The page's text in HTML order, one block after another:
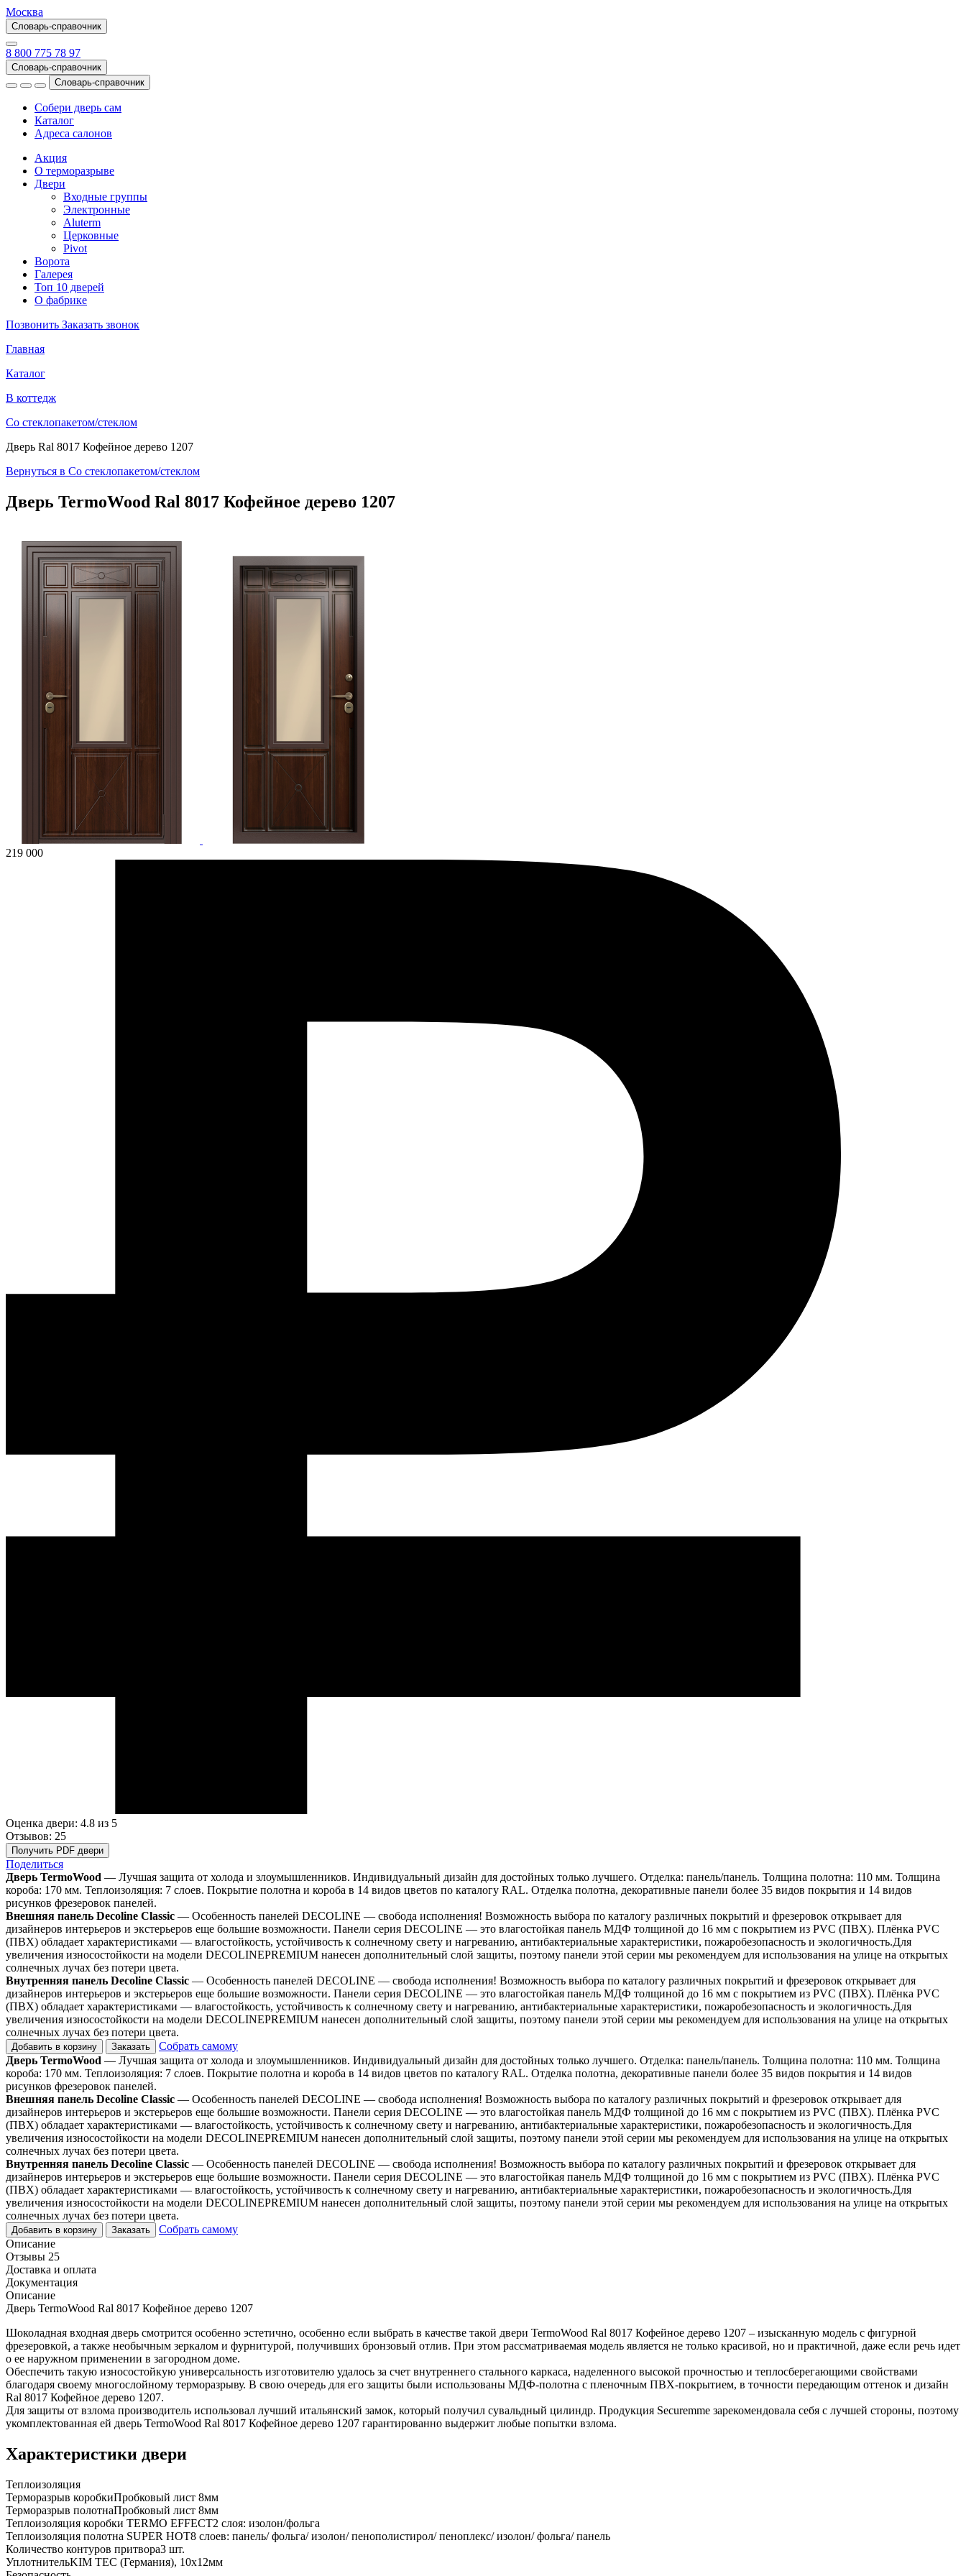
Москва
Словарь-справочник
8 800 775 78 97
Словарь-справочник
Словарь-справочник
Собери дверь сам
Каталог
Адреса салонов
Акция
О терморазрыве
Двери
Входные группы
Электронные
Aluterm
Церковные
Pivot
Ворота
Галерея
Топ 10 дверей
О фабрике
Позвонить Заказать звонок
Главная
Каталог
В коттедж
Со стеклопакетом/стеклом
Дверь Ral 8017 Кофейное дерево 1207
Вернуться в Со стеклопакетом/стеклом
Дверь TermoWood Ral 8017 Кофейное дерево 1207
219 000
Оценка двери: 4.8 из 5
Отзывов: 25
Получить PDF двери
Поделиться
Дверь TermoWood — Лучшая защита от холода и злоумышленников. Индивидуальный дизайн для достойных только лучшего. Отделка: панель/панель. Толщина полотна: 110 мм. Толщина
короба: 170 мм. Теплоизоляция: 7 слоев. Покрытие полотна и короба в 14 видов цветов по каталогу RAL. Отделка полотна, декоративные панели более 35 видов покрытия и 14 видов
рисунков фрезеровок панелей.
Внешняя панель Decoline Classic — Особенность панелей DECOLINE — свобода исполнения! Возможность выбора по каталогу различных покрытий и фрезеровок открывает для
дизайнеров интерьеров и экстерьеров еще большие возможности. Панели серия DECOLINE — это влагостойкая панель МДФ толщиной до 16 мм с покрытием из PVC (ПВХ). Плёнка PVC
(ПВХ) обладает характеристиками — влагостойкость, устойчивость к солнечному свету и нагреванию, антибактериальные характеристики, пожаробезопасность и экологичность.Для
увеличения износостойкости на модели DECOLINEPREMIUM нанесен дополнительный слой защиты, поэтому панели этой серии мы рекомендуем для использования на улице на открытых
солнечных лучах без потери цвета.
Внутренняя панель Decoline Classic — Особенность панелей DECOLINE — свобода исполнения! Возможность выбора по каталогу различных покрытий и фрезеровок открывает для
дизайнеров интерьеров и экстерьеров еще большие возможности. Панели серия DECOLINE — это влагостойкая панель МДФ толщиной до 16 мм с покрытием из PVC (ПВХ). Плёнка PVC
(ПВХ) обладает характеристиками — влагостойкость, устойчивость к солнечному свету и нагреванию, антибактериальные характеристики, пожаробезопасность и экологичность.Для
увеличения износостойкости на модели DECOLINEPREMIUM нанесен дополнительный слой защиты, поэтому панели этой серии мы рекомендуем для использования на улице на открытых
солнечных лучах без потери цвета.
Добавить в корзину Заказать
Собрать самому
Дверь TermoWood — Лучшая защита от холода и злоумышленников. Индивидуальный дизайн для достойных только лучшего. Отделка: панель/панель. Толщина полотна: 110 мм. Толщина
короба: 170 мм. Теплоизоляция: 7 слоев. Покрытие полотна и короба в 14 видов цветов по каталогу RAL. Отделка полотна, декоративные панели более 35 видов покрытия и 14 видов
рисунков фрезеровок панелей.
Внешняя панель Decoline Classic — Особенность панелей DECOLINE — свобода исполнения! Возможность выбора по каталогу различных покрытий и фрезеровок открывает для
дизайнеров интерьеров и экстерьеров еще большие возможности. Панели серия DECOLINE — это влагостойкая панель МДФ толщиной до 16 мм с покрытием из PVC (ПВХ). Плёнка PVC
(ПВХ) обладает характеристиками — влагостойкость, устойчивость к солнечному свету и нагреванию, антибактериальные характеристики, пожаробезопасность и экологичность.Для
увеличения износостойкости на модели DECOLINEPREMIUM нанесен дополнительный слой защиты, поэтому панели этой серии мы рекомендуем для использования на улице на открытых
солнечных лучах без потери цвета.
Внутренняя панель Decoline Classic — Особенность панелей DECOLINE — свобода исполнения! Возможность выбора по каталогу различных покрытий и фрезеровок открывает для
дизайнеров интерьеров и экстерьеров еще большие возможности. Панели серия DECOLINE — это влагостойкая панель МДФ толщиной до 16 мм с покрытием из PVC (ПВХ). Плёнка PVC
(ПВХ) обладает характеристиками — влагостойкость, устойчивость к солнечному свету и нагреванию, антибактериальные характеристики, пожаробезопасность и экологичность.Для
увеличения износостойкости на модели DECOLINEPREMIUM нанесен дополнительный слой защиты, поэтому панели этой серии мы рекомендуем для использования на улице на открытых
солнечных лучах без потери цвета.
Добавить в корзину Заказать
Собрать самому
Описание
Отзывы 25
Доставка и оплата
Документация
Описание
Дверь TermoWood Ral 8017 Кофейное дерево 1207
Шоколадная входная дверь смотрится особенно эстетично, особенно если выбрать в качестве такой двери TermoWood Ral 8017 Кофейное дерево 1207 – изысканную модель с фигурной
фрезеровкой, а также необычным зеркалом и фурнитурой, получивших бронзовый отлив. При этом рассматриваемая модель является не только красивой, но и практичной, даже если речь идет
о ее наружном применении в загородном доме.
Обеспечить такую износостойкую универсальность изготовителю удалось за счет внутреннего стального каркаса, наделенного высокой прочностью и теплосберегающими свойствами
благодаря своему многослойному терморазрыву. В свою очередь для его защиты были использованы МДФ-полотна с пленочным ПВХ-покрытием, в точности передающим оттенок и дизайн
Ral 8017 Кофейное дерево 1207.
Для защиты от взлома производитель использовал лучший итальянский замок, который получил сувальдный цилиндр. Продукция Securemme зарекомендовала себя с лучшей стороны, поэтому
укомплектованная ей дверь TermoWood Ral 8017 Кофейное дерево 1207 гарантированно выдержит любые попытки взлома.
Характеристики двери
Теплоизоляция
Терморазрыв коробкиПробковый лист 8мм
Терморазрыв полотнаПробковый лист 8мм
Теплоизоляция коробки TERMO EFFECT2 слоя: изолон/фольга
Теплоизоляция полотна SUPER НОТ8 слоев: панель/ фольга/ изолон/ пенополистирол/ пеноплекс/ изолон/ фольга/ панель
Количество контуров притвора3 шт.
УплотнительKIM ТЕС (Германия), 10x12мм